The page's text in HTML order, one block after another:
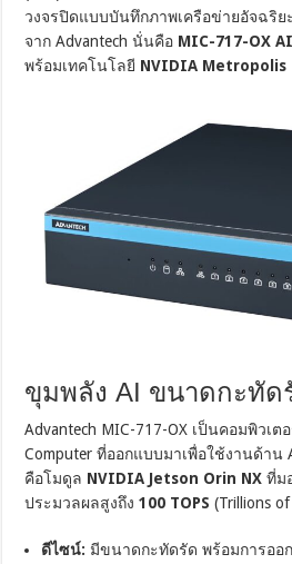
วงจรปิดแบบบันทึกภาพเครือข่ายอัจฉริย
จาก Advantech นั่นคือ MIC-717-OX
พร้อมเทคโนโลยี NVIDIA Metropolis
ขุมพลัง AI ขนาดกะทัด
Advantech MIC-717-OX เป็นคอมพิวเต
Computer ที่ออกแบบมาเพื่อใช้งานด้าน
คือโมดูล NVIDIA Jetson Orin NX ที่ม
ประมวลผลสูงถึง100 TOPS (Trillions
ดีไซน์: มีขนาดกะทัดรัด พร้อมการออ